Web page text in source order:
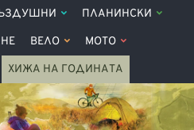
ПЛАНИНСКИ
ВЕЛО МОТО
ХИЖА НА ГОДИНАТА